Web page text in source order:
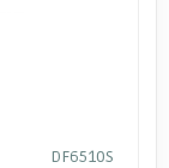
DF6510S